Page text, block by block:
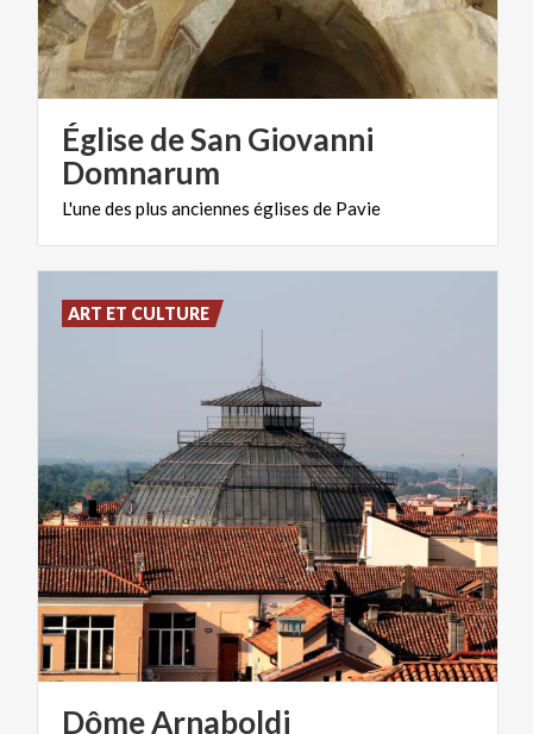
Église de San Giovanni
Domnarum
L'unedes plus anciennes églises de Pavie
DômeArnaboldi
ART ET CULTURE